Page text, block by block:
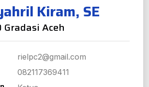
Kiram, SE
Gradasi Aceh
rielpc2@gmail.com
082117369411